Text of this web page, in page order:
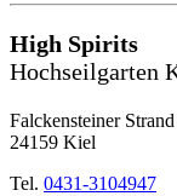
High Spirits
Hochseilgarten
Falckensteiner
24159 Kiel
Tel. 0431-3104947